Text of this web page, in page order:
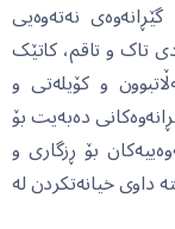
نەتەوەیی
تاک و تاقم، کاتێک
و کۆیلەتی و
دەبەیت بۆ
بۆ ڕزگاری و
داوی خیانەتکردن لە